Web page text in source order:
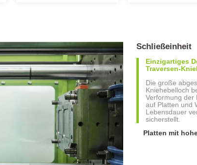
Schließeinheit
Einzigartiges
Traversen-
Die große
Kniehebelloch
Verformung der
auf Platten und
Lebensdauer
sicherstellt.
Platten mit